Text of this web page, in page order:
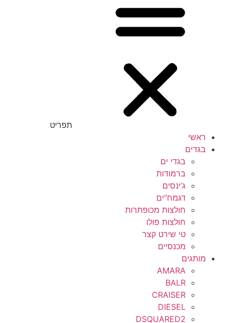
תפריט
ראשי
בגדים
בגדי ים
ברמודות
ג’ינסים
דגמח”ים
חולצות מכופתרות
חולצות פולו
טי שירט קצר
מכנסיים
מותגים
AMARA
BALR
CRAISER
DIESEL
DSQUARED2